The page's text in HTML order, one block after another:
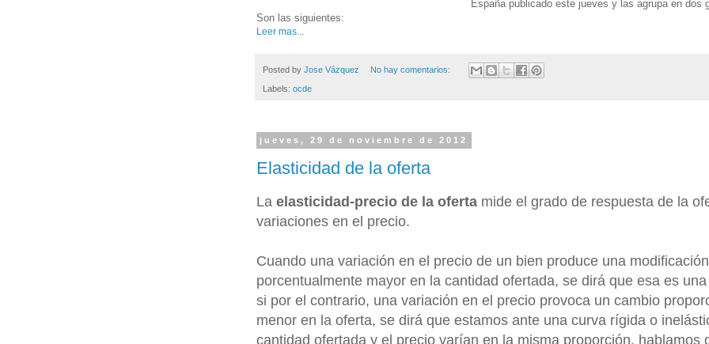
España publicado este jueves y las agrupa en dos
Son las siguientes:
Leer mas...
Posted by Jose Vázquez No hay comentarios:
Labels: ocde
jueves, 29 de noviembre de 2012
Elasticidad de la oferta
La elasticidad-precio de la oferta mide el grado de respuesta de la
variaciones en el precio.
Cuando una variación en el precio de un bien produce una modificación
porcentualmente mayor en la cantidad ofertada, se dirá que esa es
si por el contrario, una variación en el precio provoca un cambio
menor en la oferta, se dirá que estamos ante una curva rígida o
cantidad ofertada y el precio varían en la misma proporción, hablamos